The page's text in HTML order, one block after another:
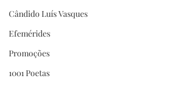
Cândido Luís Vasques
Efemérides
Promoções
1001 Poetas